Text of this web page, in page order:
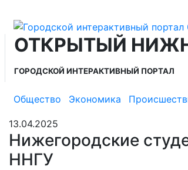
ОТКРЫТЫЙ
ГОРОДСКОЙ ИНТЕРАКТИВНЫЙ ПОРТАЛ
Общество Экономика
13.04.2025
Нижегородские
ННГУ